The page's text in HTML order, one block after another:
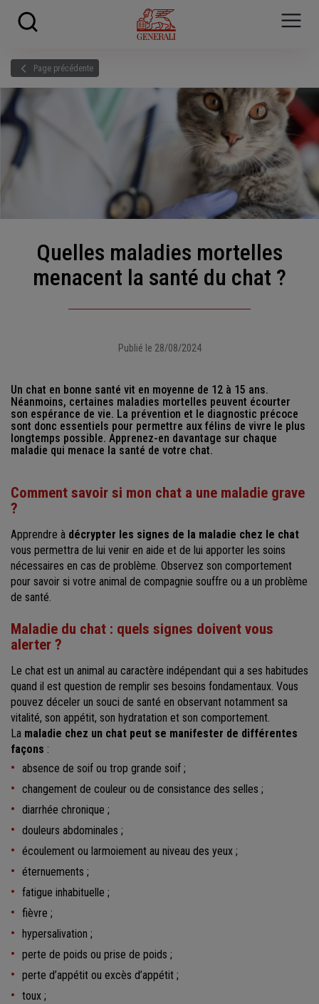
Page précédente
Quelles maladies mortelles
menacent la santé du chat ?
Publié le 28/08/2024
Un chat en bonne santé vit en moyenne de 12 à 15 ans.
Néanmoins, certaines maladies mortelles peuvent écourter
son espérance de vie. La prévention et le diagnostic précoce
sont donc essentiels pour permettre aux félins de vivre le plus
longtemps possible. Apprenez-en davantage sur chaque
maladie qui menace la santé de votre chat.
Comment savoir si mon chat a une maladie grave
?
Apprendre à décrypter les signes de la maladie chez le chat
vous permettra de lui venir en aide et de lui apporter les soins
nécessaires en cas de problème. Observez son comportement
pour savoir si votre animal de compagnie souffre ou a un problème
de santé.
Maladie du chat : quels signes doivent vous
alerter ?
Le chat est un animal au caractère indépendant qui a ses habitudes
quand il est question de remplir ses besoins fondamentaux. Vous
pouvez déceler un souci de santé en observant notamment sa
vitalité, son appétit, son hydratation et son comportement.
La maladie chez un chat peut se manifester de différentes
façons :
absence de soif ou trop grande soif ;
changement de couleur ou de consistance des selles ;
diarrhée chronique ;
douleurs abdominales ;
écoulement ou larmoiement au niveau des yeux ;
éternuements ;
fatigue inhabituelle ;
fièvre ;
hypersalivation ;
perte de poids ou prise de poids ;
perte d’appétit ou excès d’appétit ;
toux ;